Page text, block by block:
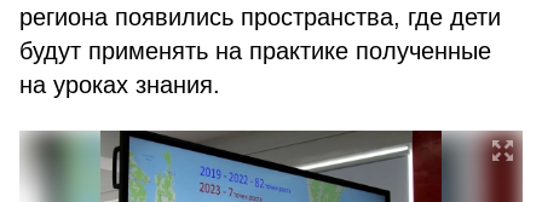
региона появились пространства, где дети
будут применять на практике полученные
на уроках знания.